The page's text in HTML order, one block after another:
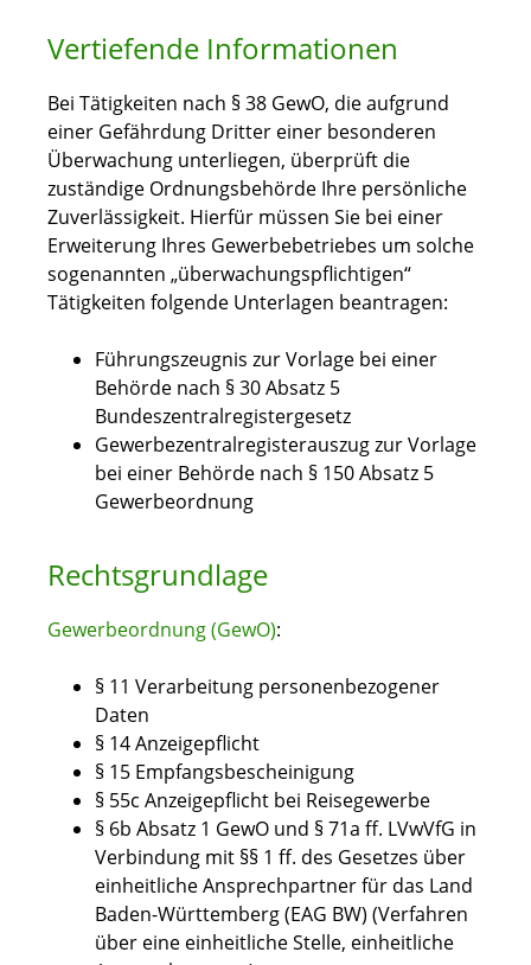
Vertiefende Informationen
Bei Tätigkeiten nach § 38 GewO, die aufgrund
einer Gefährdung Dritter einer besonderen
Überwachung unterliegen, überprüft die
zuständige Ordnungsbehörde Ihre persönliche
Zuverlässigkeit. Hierfür müssen Sie bei einer
Erweiterung Ihres Gewerbebetriebes um solche
sogenannten „überwachungspflichtigen“
Tätigkeiten folgende Unterlagen beantragen:
Führungszeugnis zur Vorlage bei einer
Behörde nach § 30 Absatz 5
Bundeszentralregistergesetz
Gewerbezentralregisterauszug zur Vorlage
bei einer Behörde nach § 150 Absatz 5
Gewerbeordnung
Rechtsgrundlage
Gewerbeordnung (GewO):
§ 11 Verarbeitung personenbezogener
Daten
§ 14 Anzeigepflicht
§ 15 Empfangsbescheinigung
§ 55c Anzeigepflicht bei Reisegewerbe
§ 6b Absatz 1 GewO und § 71a ff. LVwVfG in
Verbindung mit §§ 1 ff. des Gesetzes über
einheitliche Ansprechpartner für das Land
Baden-Württemberg (EAG BW) (Verfahren
über eine einheitliche Stelle, einheitliche